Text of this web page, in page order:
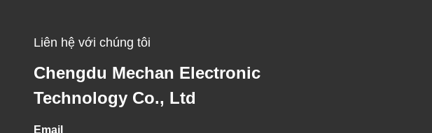
Liên hệ với chúng tôi
Chengdu Mechan Electronic
Technology Co., Ltd
Email